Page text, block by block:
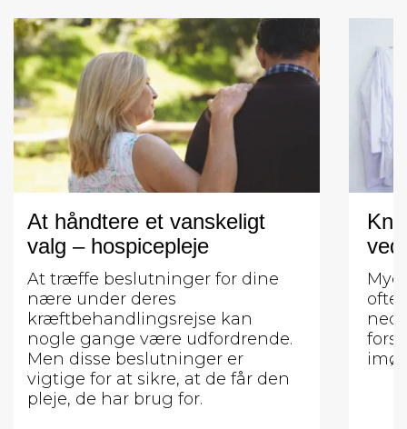
At håndtere et vanskeligt
valg – hospicepleje
At træffe beslutninger for dine
nære under deres
kræftbehandlingsrejse kan
nogle gange være udfordrende.
Men disse beslutninger er
vigtige for at sikre, at de får den
pleje, de har brug for.
ved
ofte